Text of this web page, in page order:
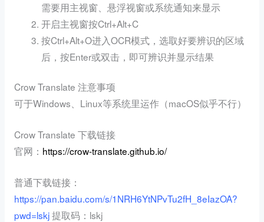
需要用主视窗、悬浮视窗或系统通知来显示
开启主视窗按Ctrl+Alt+C
按Ctrl+Alt+O进入OCR模式，选取好要辨识的区域
后，按Enter或双击，即可辨识并显示结果
Crow Translate 注意事项
可于Windows、Linux等系统里运作（macOS似乎不行）
Crow Translate 下载链接
官网： https://crow-translate.github.io/
普通下载链接：
https://pan.baidu.com/s/1NRH6YtNPvTu2fH_8eIazOA?
pwd=lskj提取码：lskj